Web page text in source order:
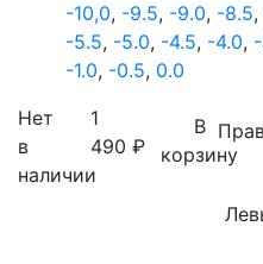
-10,0, -9.5, -9.0, -8.5,
-5.5, -5.0, -4.5, -4.0,
-1.0, -0.5, 0.0
Нет
в
наличии
1
490 ₽
В
корзину